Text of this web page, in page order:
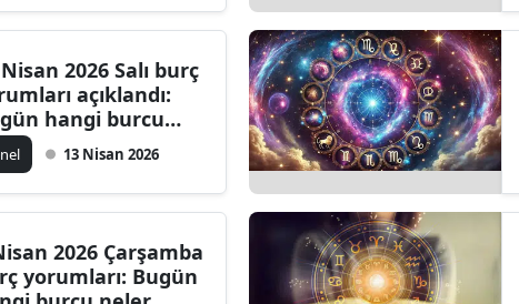
2026 Salı burç
açıklandı:
hangi burcu
bekliyor?13 Nisan 2026
2026 Çarşamba
yorumları: Bugün